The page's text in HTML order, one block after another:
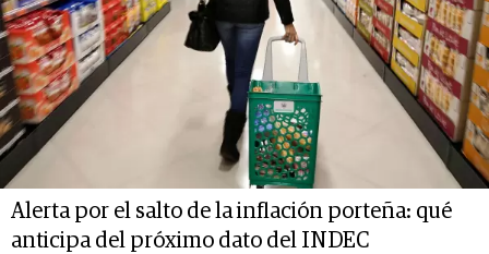
Alerta por el salto de la inflación porteña: qué
anticipa del próximo dato del INDEC